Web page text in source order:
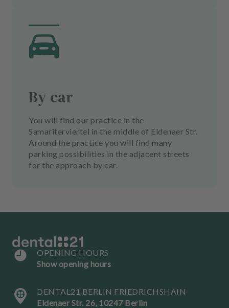
By car
You will find our practice in the
Samariterviertel in the middle of Eldenaer Str.
Around the practice you will find many
parking possibilities in the adjacent streets
for the approach by car.
OPENING HOURS
Show opening hours
DENTAL21 BERLIN FRIEDRICHSHAIN
Eldenaer Str. 26, 10247 Berlin